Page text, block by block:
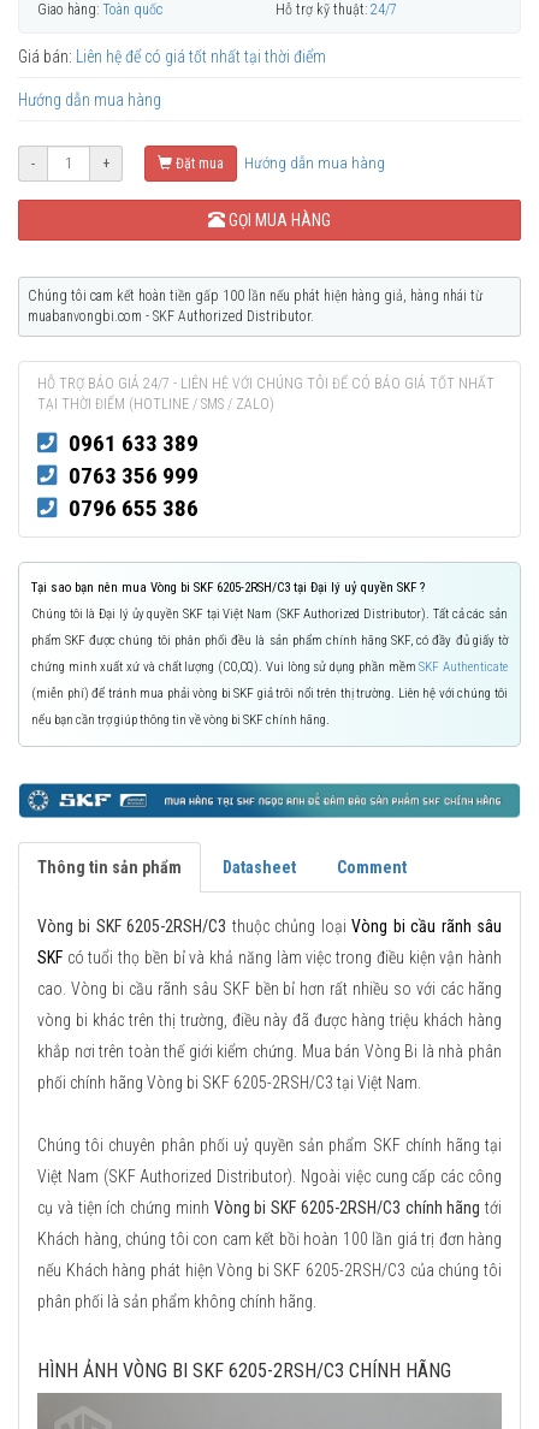
Giao hàng: Toàn quốc Hỗ trợ kỹ thuật: 24/7
Giá bán: Liên hệ để có giá tốt nhất tại thời điểm
Hướng dẫn mua hàng
- + Đặt mua Hướng dẫn mua hàng
GỌI MUA HÀNG
Chúng tôi cam kết hoàn tiền gấp 100 lần nếu phát hiện hàng giả, hàng nhái từ
muabanvongbi.com - SKF Authorized Distributor.
HỖ TRỢ BÁO GIÁ 24/7 - LIÊN HỆ VỚI CHÚNG TÔI ĐỂ CÓ BÁO GIÁ TỐT NHẤT
TẠI THỜI ĐIỂM (HOTLINE / SMS / ZALO)
0961 633 389
0763 356 999
0796 655 386
Tại sao bạn nên mua Vòng bi SKF 6205-2RSH/C3 tại Đại lý uỷ quyền SKF ?
Chúng tôi là Đại lý ủy quyền SKF tại Việt Nam (SKF Authorized Distributor). Tất cả các sản
phẩm SKF được chúng tôi phân phối đều là sản phẩm chính hãng SKF, có đầy đủ giấy tờ
chứng minh xuất xứ và chất lượng (CO,CQ). Vui lòng sử dụng phần mềmSKF Authenticate
(miễn phí) để tránh mua phải vòng bi SKF giả trôi nổi trên thị trường. Liên hệ với chúng tôi
nếu bạn cần trợ giúp thông tin về vòng bi SKF chính hãng.
Thông tin sản phẩm Datasheet Comment
Vòng bi SKF 6205-2RSH/C3 thuộc chủng loạiVòng bi cầu rãnh sâu
SKF có tuổi thọ bền bỉ và khả năng làm việc trong điều kiện vận hành
cao. Vòng bi cầu rãnh sâu SKF bền bỉ hơn rất nhiều so với các hãng
vòng bi khác trên thị trường, điều này đã được hàng triệu khách hàng
khắp nơi trên toàn thế giới kiểm chứng. Mua bán Vòng Bi là nhà phân
phối chính hãng Vòng bi SKF 6205-2RSH/C3 tại Việt Nam.
Chúng tôi chuyên phân phối uỷ quyền sản phẩm SKF chính hãng tại
Việt Nam (SKF Authorized Distributor). Ngoài việc cung cấp các công
cụ và tiện ích chứng minh Vòng bi SKF 6205-2RSH/C3 chính hãng tới
Khách hàng, chúng tôi con cam kết bồi hoàn 100 lần giá trị đơn hàng
nếu Khách hàng phát hiện Vòng bi SKF 6205-2RSH/C3 của chúng tôi
phân phối là sản phẩm không chính hãng.
HÌNH ẢNH VÒNG BI SKF 6205-2RSH/C3 CHÍNH HÃNG